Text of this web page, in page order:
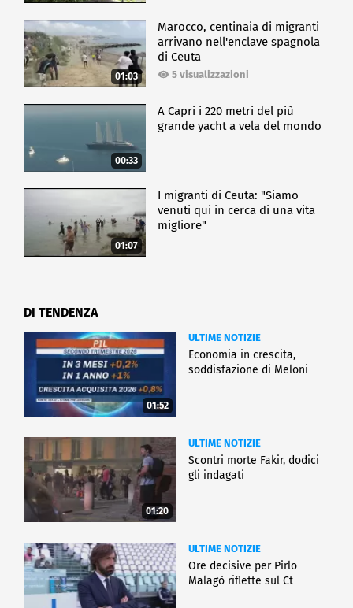
01:03
Marocco, centinaia di migranti
arrivano nell'enclave spagnola
di Ceuta
5 visualizzazioni
00:33
A Capri i 220 metri del più
grande yacht a vela del mondo
01:07
I migranti di Ceuta: "Siamo
venuti qui in cerca di una vita
migliore"
DI TENDENZA
01:52
ULTIME NOTIZIE
Economia in crescita,
soddisfazione di Meloni
01:20
ULTIME NOTIZIE
Scontri morte Fakir, dodici
gli indagati
ULTIME NOTIZIE
Ore decisive per Pirlo
Malagò riflette sul Ct